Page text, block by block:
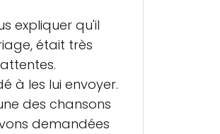
expliquer qu'il
était très
à les lui envoyer.
des chansons
demandées